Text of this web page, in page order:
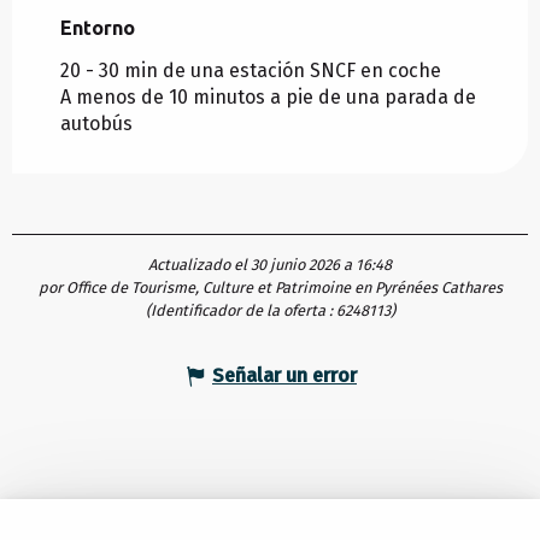
Entorno
Entorno
20 - 30 min de una estación SNCF en coche
A menos de 10 minutos a pie de una parada de
autobús
Actualizado el 30 junio 2026 a 16:48
por Office de Tourisme, Culture et Patrimoine en Pyrénées Cathares
(Identificador de la oferta : 6248113)
Señalar un error